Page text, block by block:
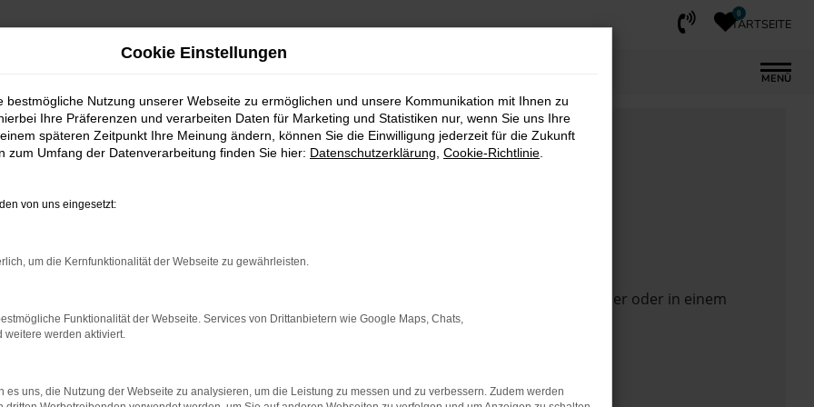
0
STARTSEITE
MENÜ
das Laden bestimmter Seiten verhindern. Funktioniert die Seite in einem anderen Browser oder in einem
zu beheben.
auf dem neuesten Stand sind.
Cookie Einstellungen
bestmögliche Nutzung unserer Webseite zu ermöglichen und unsere Kommunikation mit Ihnen zu
Ihre Präferenzen und verarbeiten Daten für Marketing und Statistiken nur, wenn Sie uns Ihre
späteren Zeitpunkt Ihre Meinung ändern, können Sie die Einwilligung jederzeit für die Zukunft
zum Umfang der Datenverarbeitung finden Sie hier: Datenschutzerklärung Cookie-Richtlinie
von uns eingesetzt:
um die Kernfunktionalität der Webseite zu gewährleisten.
Funktionalität der Webseite. Services von Drittanbietern wie Google Maps, Chats,
weitere werden aktiviert.
es uns, die Nutzung der Webseite zu analysieren, um die Leistung zu messen und zu verbessern. Zudem werden